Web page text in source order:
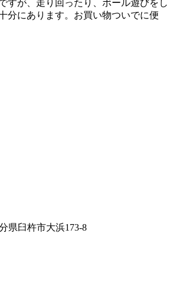
すが、走り回ったり、ボール遊びをし
分にあります。お買い物ついでに便
県臼杵市大浜173-8